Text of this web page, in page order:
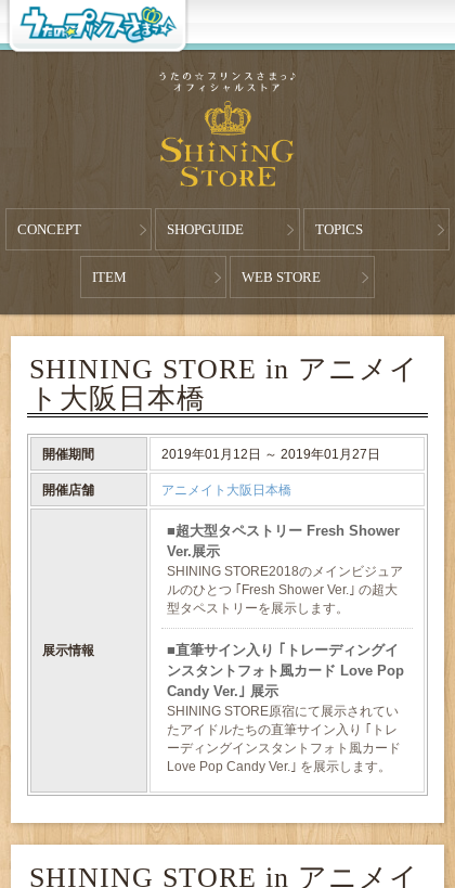
CONCEPT SHOPGUIDE TOPICS
ITEM WEB STORE
SHINING STORE in アニメイ
ト大阪日本橋
開催期間 2019年01月12日 ～ 2019年01月27日
開催店舗 アニメイト大阪日本橋
展示情報
超大型タペストリー Fresh Shower
Ver.展示
SHINING STORE2018のメインビジュア
ルのひとつ ｢Fresh Shower Ver.｣ の超大
型タペストリーを展示します。
直筆サイン入り ｢トレーディングイ
ンスタントフォト風カード Love Pop
Candy Ver.｣ 展示
SHINING STORE原宿にて展示されてい
たアイドルたちの直筆サイン入り ｢トレ
ーディングインスタントフォト風カード
Love Pop Candy Ver.｣ を展示します。
SHINING STORE in アニメイ